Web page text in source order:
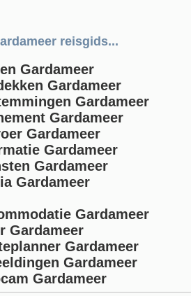
reisgids...
Gardameer
Gardameer
Gardameer
Gardameer
Gardameer
Gardameer
Gardameer
Gardameer
Gardameer
Gardameer
Gardameer
Gardameer
Gardameer